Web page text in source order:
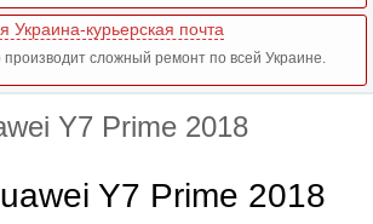
Украина-курьерская почта
сложный ремонт по всей Украине.
Y7 Prime 2018
Y7 Prime 2018